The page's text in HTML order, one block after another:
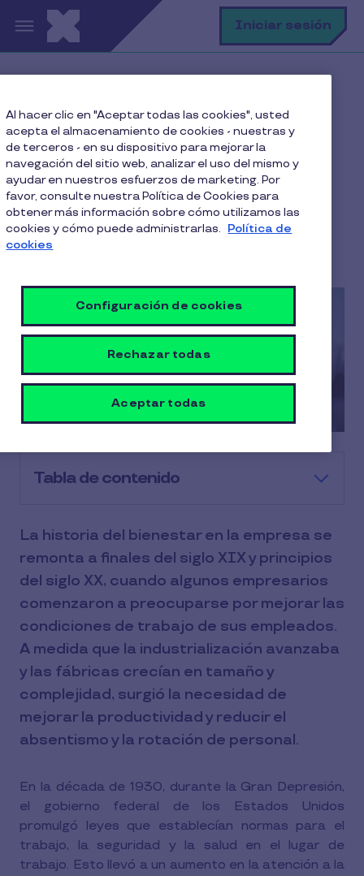
Pasar al contenido principal Iniciar sesión
Bienestar en la empresa: cómo es en Chile
Bienestar en la empresa:
cómo es en Chile
Tabla de contenido
La historia del bienestar en la empresa se
remonta a finales del siglo XIX y principios
del siglo XX, cuando algunos empresarios
comenzaron a preocuparse por mejorar las
condiciones de trabajo de sus empleados.
A medida que la industrialización avanzaba
y las fábricas crecían en tamaño y
complejidad, surgió la necesidad de
mejorar la productividad y reducir el
absentismo y la rotación de personal.
En la década de 1930, durante la Gran Depresión,
el gobierno federal de los Estados Unidos
promulgó leyes que establecían normas para el
trabajo, la seguridad y la salud en el lugar de
trabajo. Esto llevó a un aumento en la atención a la
Al hacer clic en "Aceptar todas las cookies", usted
acepta el almacenamiento de cookies - nuestras y
de terceros - en su dispositivo para mejorar la
navegación del sitio web, analizar el uso del mismo y
ayudar en nuestros esfuerzos de marketing. Por
favor, consulte nuestra Política de Cookies para
obtener más información sobre cómo utilizamos las
cookies y cómo puede administrarlas. Política de
cookies
Configuración de cookies
Rechazar todas
Aceptar todas